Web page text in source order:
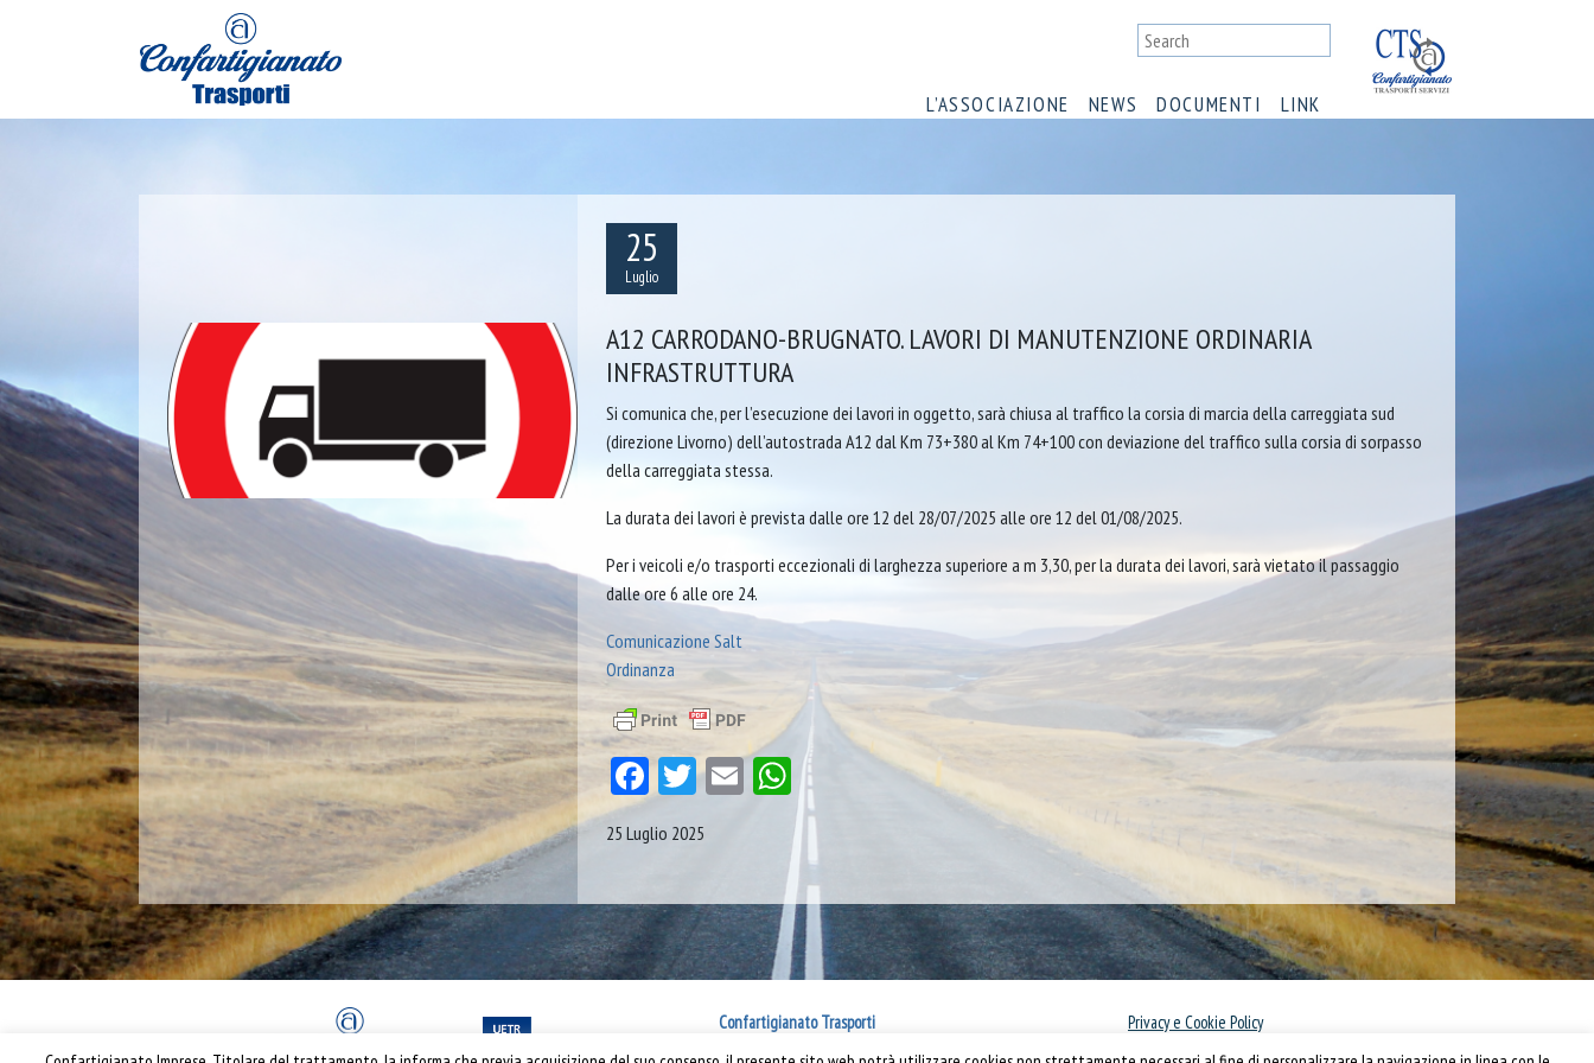
L’ASSOCIAZIONE NEWS DOCUMENTI LINK
25
Luglio
A12 CARRODANO-BRUGNATO. LAVORI DI MANUTENZIONE ORDINARIA
INFRASTRUTTURA
Si comunica che, per l’esecuzione dei lavori in oggetto, sarà chiusa al traffico la corsia di marcia della carreggiata sud
(direzione Livorno) dell’autostrada A12 dal Km 73+380 al Km 74+100 con deviazione del traffico sulla corsia di sorpasso
della carreggiata stessa.
La durata dei lavori è prevista dalle ore 12 del 28/07/2025 alle ore 12 del 01/08/2025.
Per i veicoli e/o trasporti eccezionali di larghezza superiore a m 3,30, per la durata dei lavori, sarà vietato il passaggio
dalle ore 6 alle ore 24.
Comunicazione Salt
Ordinanza
Facebook
Twitter
EmailWhatsApp
25 Luglio 2025
Confartigianato Trasporti
Privacy e Cookie Policy